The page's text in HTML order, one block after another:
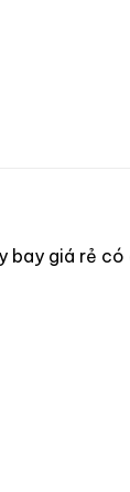
bay giá rẻ